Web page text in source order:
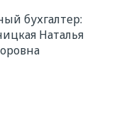
бухгалтер:
Наталья